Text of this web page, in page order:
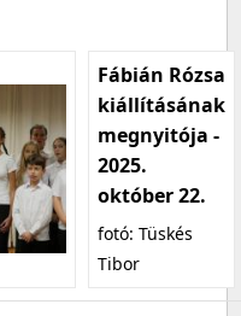
Fábián Rózsa
kiállításának
megnyitója -
2025.
október 22.
fotó: Tüskés
Tibor